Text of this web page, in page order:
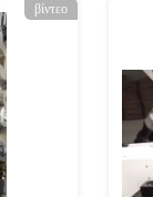
βίντεο